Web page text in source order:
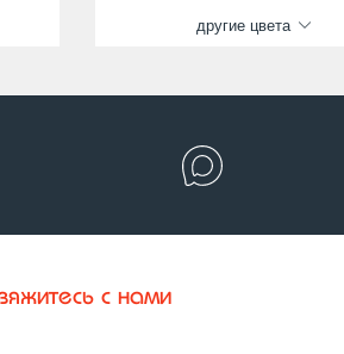
другие цвета
с нами